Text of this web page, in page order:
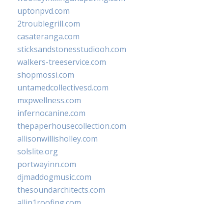
uptonpvd.com
2troublegrill.com
casateranga.com
sticksandstonesstudiooh.com
walkers-treeservice.com
shopmossi.com
untamedcollectivesd.com
mxpwellness.com
infernocanine.com
thepaperhousecollection.com
allisonwillisholley.com
solslite.org
portwayinn.com
djmaddogmusic.com
thesoundarchitects.com